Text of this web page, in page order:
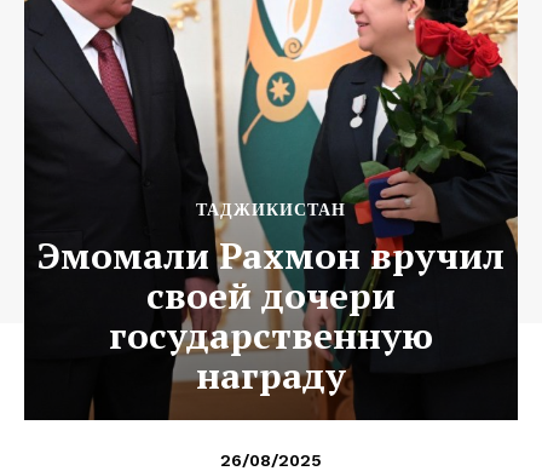
ТАДЖИКИСТАН
Эмомали Рахмон вручил
своей дочери
государственную
награду
26/08/2025